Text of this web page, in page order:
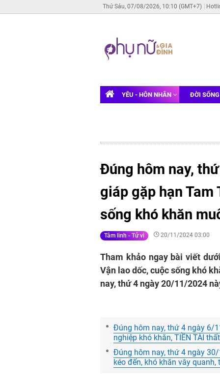
Thứ Sáu, 07/08/2026, 10:10 (GMT+7)
YÊU - HÔN NHÂN ĐỜI SỐNG
Đúng hôm nay,
giáp gặp hạn Tam
sống khó khăn
Tâm linh - Tử vi 20/11/2024 03:00
Tham khảo ngay bài viết
Vận lao dốc, cuộc sống khó
nay, thứ 4 ngày 20/11/2024
Đúng hôm nay, thứ 4 ngày 6/
nghiệp khó khăn, TIỀN TÀI
Đúng hôm nay, thứ 4 ngày
kéo đến, khó khăn vây